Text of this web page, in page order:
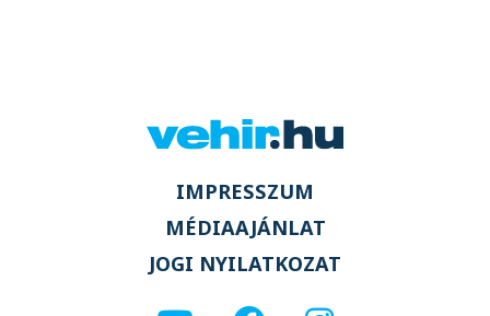
IMPRESSZUM
MÉDIAAJÁNLAT
JOGI NYILATKOZAT